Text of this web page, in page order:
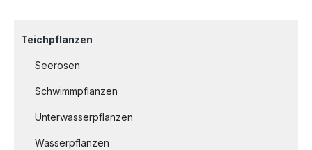
Teichpflanzen
Seerosen
Schwimmpflanzen
Unterwasserpflanzen
Wasserpflanzen